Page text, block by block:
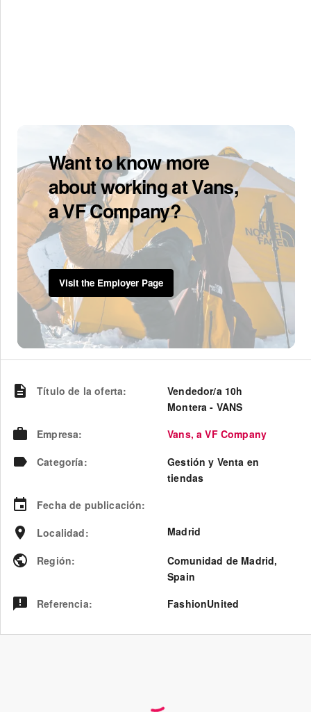
Want to know more
about working at Vans,
a VF Company?
Visit the Employer Page
Título de la oferta:
Vendedor/a 10h
Montera - VANS
Empresa:
Vans, a VF Company
Categoría:
Gestión y Venta en
tiendas
Fecha de publicación:
Localidad: Madrid
Región: Comunidad de Madrid,
Spain
Referencia: FashionUnited